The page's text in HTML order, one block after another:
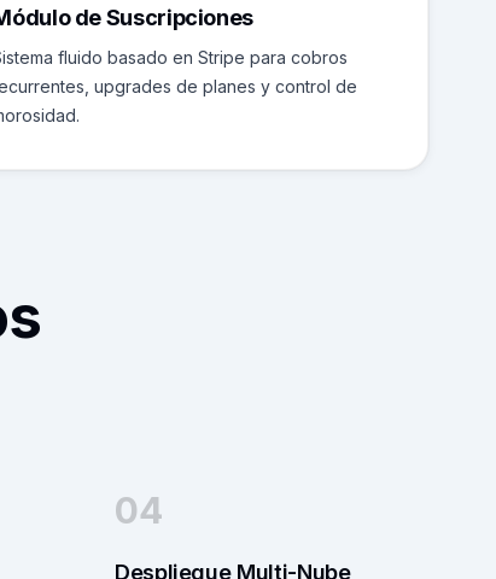
de Suscripciones
fluido basado en Stripe para cobros
upgrades de planes y control de
04
Despliegue Multi-Nube